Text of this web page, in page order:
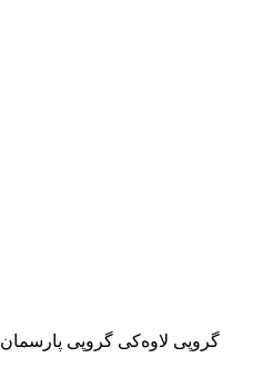
گروپی لاوەکی گروپی پارسمان